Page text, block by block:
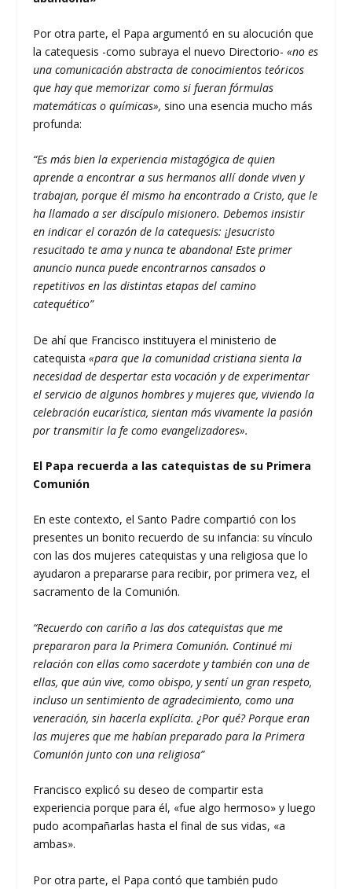
Por otra parte, el Papa argumentó en su alocución que
la catequesis -como subraya el nuevo Directorio-«no es
una comunicación abstracta de conocimientos teóricos
que hay que memorizar como si fueran fórmulas
matemáticas o químicas», sino una esencia mucho más
profunda:
“Es más bien la experiencia mistagógica de quien
aprende a encontrar a sus hermanos allí donde viven y
trabajan, porque él mismo ha encontrado a Cristo, que le
ha llamado a ser discípulo misionero. Debemos insistir
en indicar el corazón de la catequesis: ¡Jesucristo
resucitado te ama y nunca te abandona! Este primer
anuncio nunca puede encontrarnos cansados o
repetitivos en las distintas etapas del camino
catequético”
De ahí que Francisco instituyera el ministerio de
catequista«para que la comunidad cristiana sienta la
necesidad de despertar esta vocación y de experimentar
el servicio de algunos hombres y mujeres que, viviendo la
celebración eucarística, sientan más vivamente la pasión
por transmitir la fe como evangelizadores».
El Papa recuerda a las catequistas de su Primera
Comunión
En este contexto, el Santo Padre compartió con los
presentes un bonito recuerdo de su infancia: su vínculo
con las dos mujeres catequistas y una religiosa que lo
ayudaron a prepararse para recibir, por primera vez, el
sacramento de la Comunión.
“Recuerdo con cariño a las dos catequistas que me
prepararon para la Primera Comunión. Continué mi
relación con ellas como sacerdote y también con una de
ellas, que aún vive, como obispo, y sentí un gran respeto,
incluso un sentimiento de agradecimiento, como una
veneración, sin hacerla explícita. ¿Por qué? Porque eran
las mujeres que me habían preparado para la Primera
Comunión junto con una religiosa”
Francisco explicó su deseo de compartir esta
experiencia porque para él, «fue algo hermoso» y luego
pudo acompañarlas hasta el final de sus vidas, «a
ambas».
Por otra parte, el Papa contó que también pudo